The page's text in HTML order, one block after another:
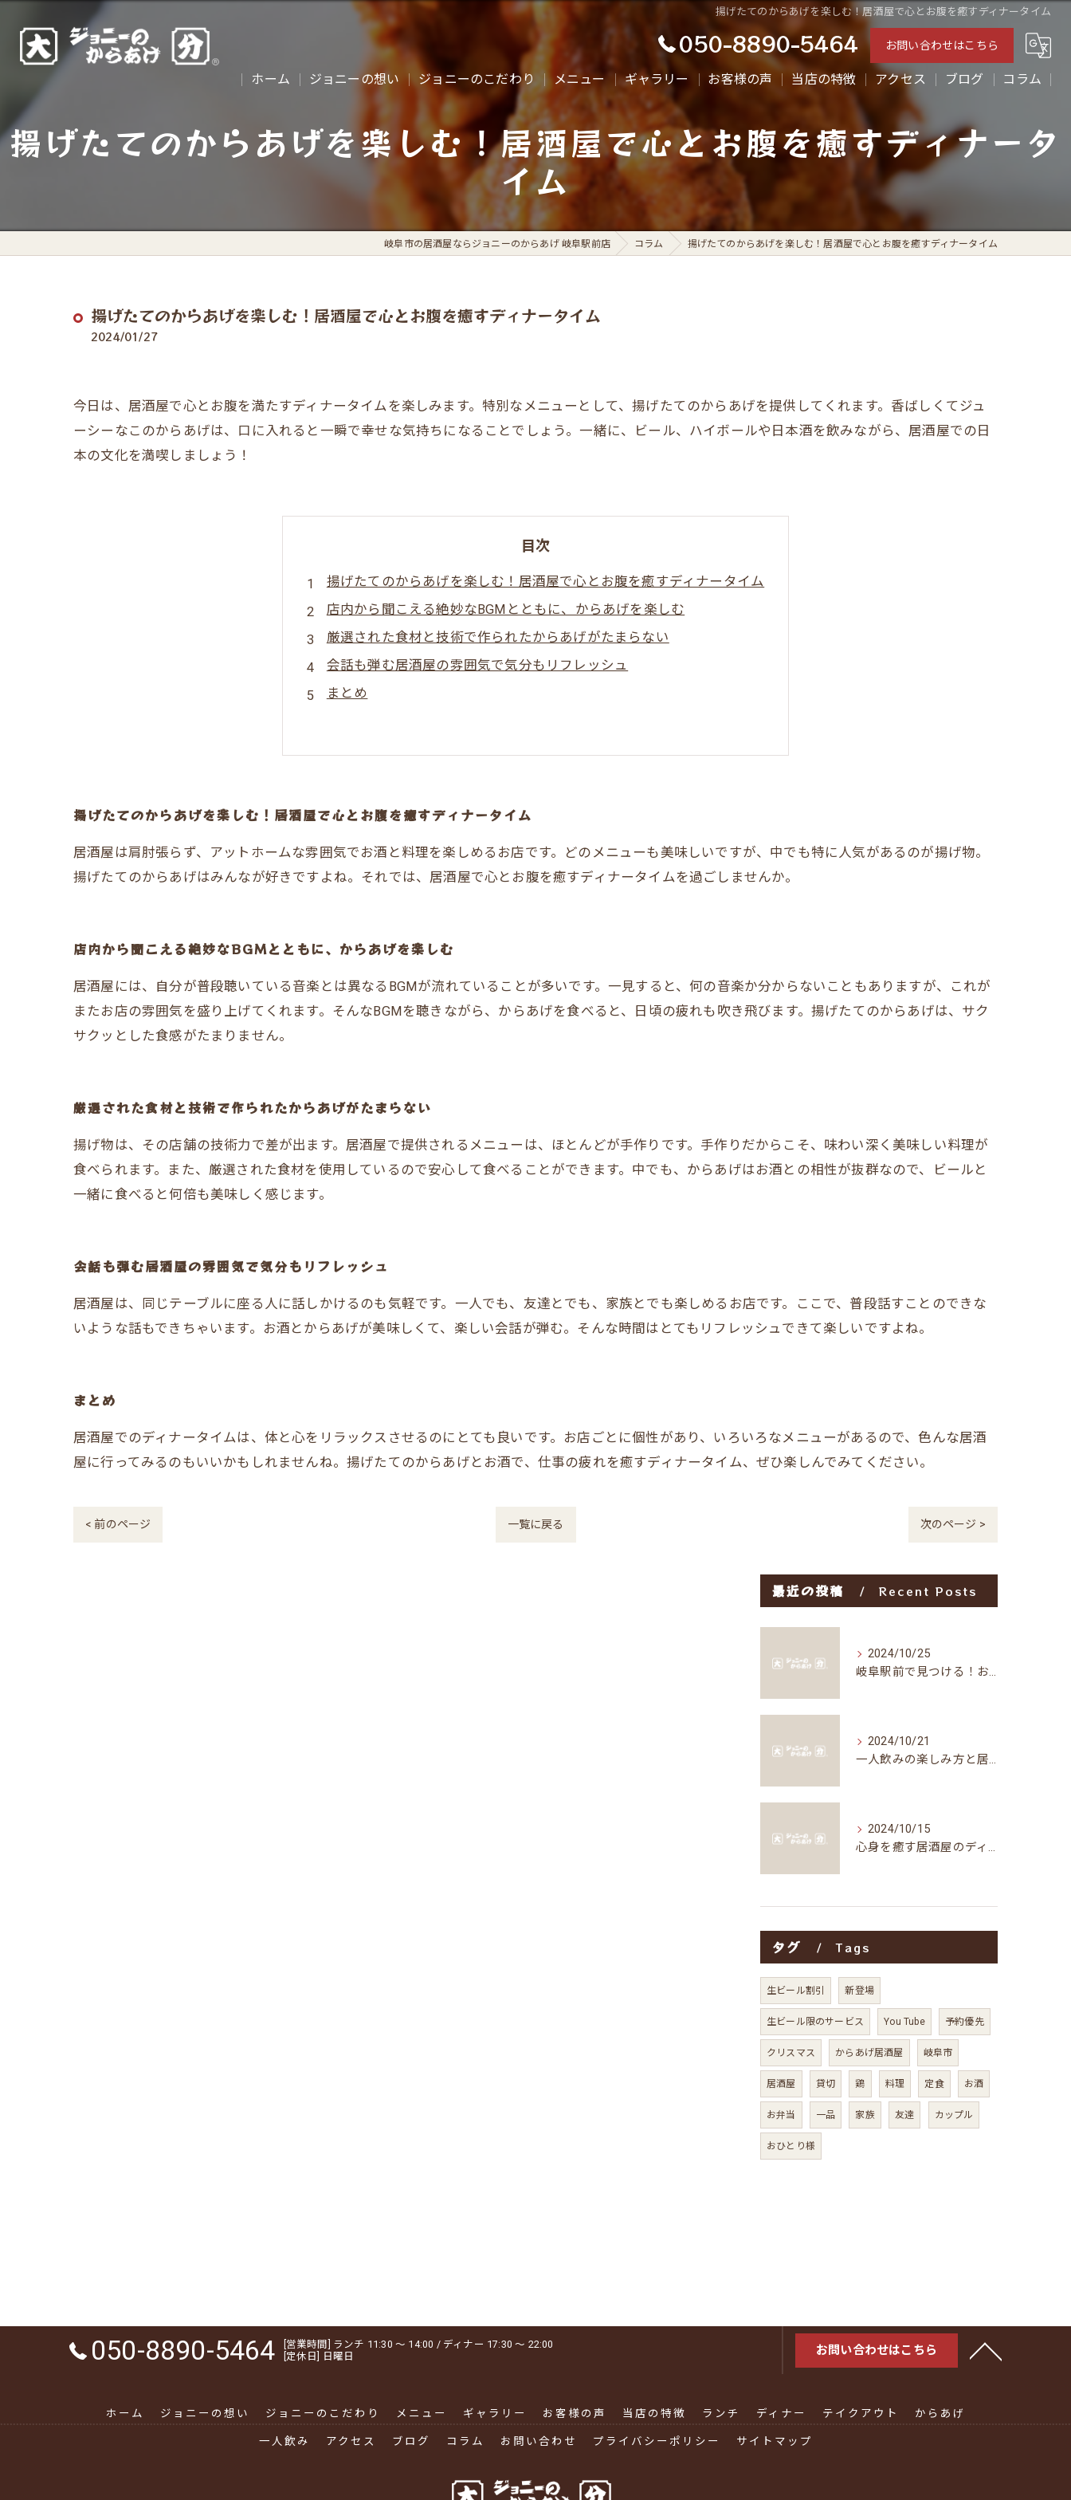
揚げたてのからあげを楽しむ！居酒屋で心とお腹を癒すディナータイム
050-8890-5464 お問い合わせはこちら
ホーム ジョニーの想い ジョニーのこだわり メニュー ギャラリー お客様の声 当店の特徴
ランチ
テイクアウト
からあげ
アクセス ブログ コラム
揚げたてのからあげを楽しむ！居酒屋で心とお腹を癒すディナータ
イム
岐阜市の居酒屋ならジョニーのからあげ 岐阜駅前店 コラム 揚げたてのからあげを楽しむ！居酒屋で心とお腹を癒すディナータイム
揚げたてのからあげを楽しむ！居酒屋で心とお腹を癒すディナータイム
2024/01/27
今日は、居酒屋で心とお腹を満たすディナータイムを楽しみます。特別なメニューとして、揚げたてのからあげを提供してくれます。香ばしくてジュ
ーシーなこのからあげは、口に入れると一瞬で幸せな気持ちになることでしょう。一緒に、ビール、ハイボールや日本酒を飲みながら、居酒屋での日
本の文化を満喫しましょう！
目次
揚げたてのからあげを楽しむ！居酒屋で心とお腹を癒すディナータイム
店内から聞こえる絶妙なBGMとともに、からあげを楽しむ
厳選された食材と技術で作られたからあげがたまらない
会話も弾む居酒屋の雰囲気で気分もリフレッシュ
まとめ
揚げたてのからあげを楽しむ！居酒屋で心とお腹を癒すディナータイム
居酒屋は肩肘張らず、アットホームな雰囲気でお酒と料理を楽しめるお店です。どのメニューも美味しいですが、中でも特に人気があるのが揚げ物。
揚げたてのからあげはみんなが好きですよね。それでは、居酒屋で心とお腹を癒すディナータイムを過ごしませんか。
店内から聞こえる絶妙なBGMとともに、からあげを楽しむ
居酒屋には、自分が普段聴いている音楽とは異なるBGMが流れていることが多いです。一見すると、何の音楽か分からないこともありますが、これが
またお店の雰囲気を盛り上げてくれます。そんなBGMを聴きながら、からあげを食べると、日頃の疲れも吹き飛びます。揚げたてのからあげは、サク
サクッとした食感がたまりません。
厳選された食材と技術で作られたからあげがたまらない
揚げ物は、その店舗の技術力で差が出ます。居酒屋で提供されるメニューは、ほとんどが手作りです。手作りだからこそ、味わい深く美味しい料理が
食べられます。また、厳選された食材を使用しているので安心して食べることができます。中でも、からあげはお酒との相性が抜群なので、ビールと
一緒に食べると何倍も美味しく感じます。
会話も弾む居酒屋の雰囲気で気分もリフレッシュ
居酒屋は、同じテーブルに座る人に話しかけるのも気軽です。一人でも、友達とでも、家族とでも楽しめるお店です。ここで、普段話すことのできな
いような話もできちゃいます。お酒とからあげが美味しくて、楽しい会話が弾む。そんな時間はとてもリフレッシュできて楽しいですよね。
まとめ
居酒屋でのディナータイムは、体と心をリラックスさせるのにとても良いです。お店ごとに個性があり、いろいろなメニューがあるので、色んな居酒
屋に行ってみるのもいいかもしれませんね。揚げたてのからあげとお酒で、仕事の疲れを癒すディナータイム、ぜひ楽しんでみてください。
< 前のページ 一覧に戻る 次のページ >
最近の投稿 Recent Posts
2024/10/25
岐阜駅前で見つける！お得な居酒屋で味わう絶品グルメ
2024/10/21
一人飲みの楽しみ方と居酒屋の魅力
2024/10/15
心身を癒す居酒屋のディナータイムの楽しみ方
タグ Tags
生ビール割引 新登場
生ビール限のサービス You Tube 予約優先
クリスマス からあげ居酒屋 岐阜市
居酒屋 貸切 鶏 料理 定食 お酒
お弁当 一品 家族 友達 カップル
おひとり様
050-8890-5464
[営業時間] ランチ 11:30 ～ 14:00 / ディナー 17:30 ～ 22:00
[定休日] 日曜日
お問い合わせはこちら
ホーム ジョニーの想い ジョニーのこだわり メニュー ギャラリー お客様の声 当店の特徴 ランチ ディナー テイクアウト からあげ
一人飲み アクセス ブログ コラム お問い合わせ プライバシーポリシー サイトマップ